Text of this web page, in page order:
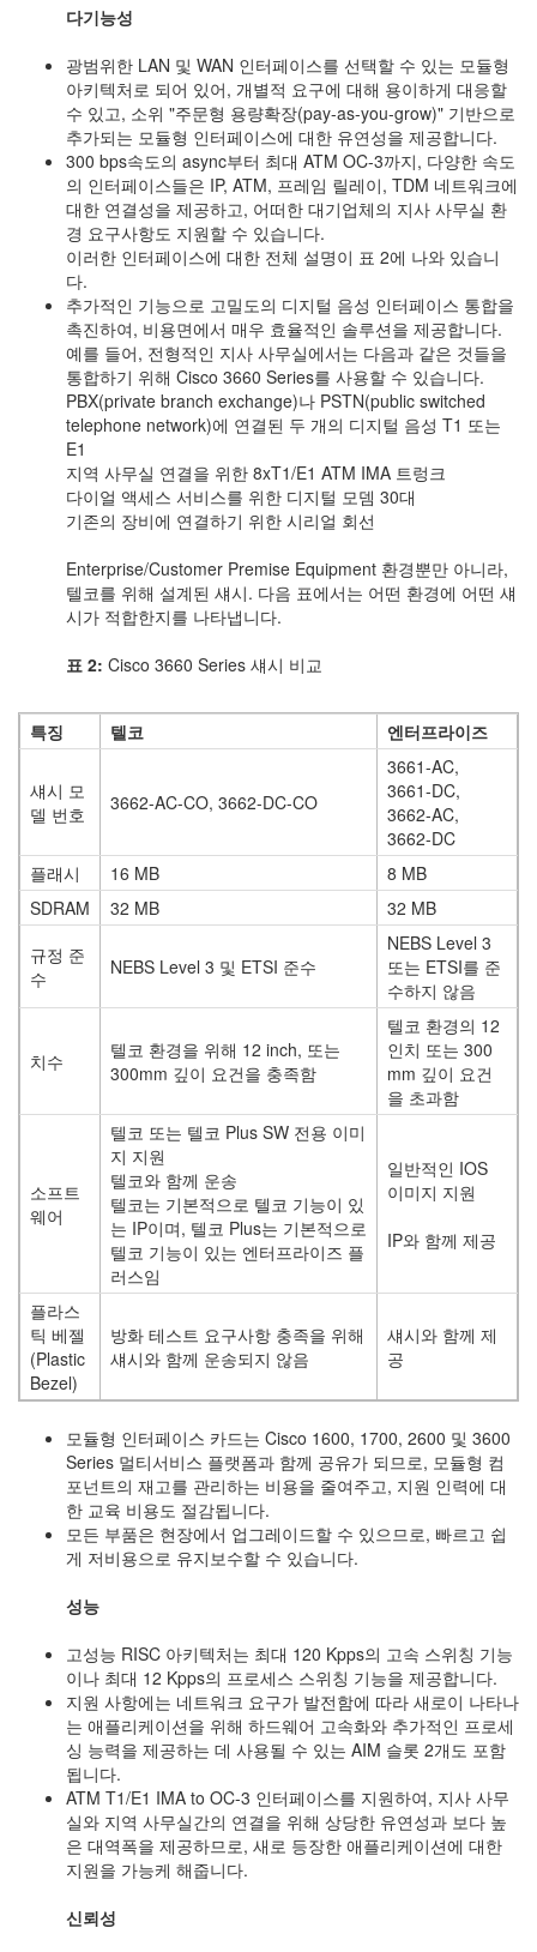
다기능성
광범위한 LAN 및 WAN 인터페이스를 선택할 수 있는 모듈형
아키텍처로 되어 있어, 개별적 요구에 대해 용이하게 대응할
수 있고, 소위 "주문형 용량확장(pay-as-you-grow)" 기반으로
추가되는 모듈형 인터페이스에 대한 유연성을 제공합니다.
300 bps속도의 async부터 최대 ATM OC-3까지, 다양한 속도
의 인터페이스들은 IP, ATM, 프레임 릴레이, TDM 네트워크에
대한 연결성을 제공하고, 어떠한 대기업체의 지사 사무실 환
경 요구사항도 지원할 수 있습니다.
이러한 인터페이스에 대한 전체 설명이 표 2에 나와 있습니
다.
추가적인 기능으로 고밀도의 디지털 음성 인터페이스 통합을
촉진하여, 비용면에서 매우 효율적인 솔루션을 제공합니다.
예를 들어, 전형적인 지사 사무실에서는 다음과 같은 것들을
통합하기 위해 Cisco 3660 Series를 사용할 수 있습니다.
PBX(private branch exchange)나 PSTN(public switched
telephone network)에 연결된 두 개의 디지털 음성 T1 또는
E1
지역 사무실 연결을 위한 8xT1/E1 ATM IMA 트렁크
다이얼 액세스 서비스를 위한 디지털 모뎀 30대
기존의 장비에 연결하기 위한 시리얼 회선
Enterprise/Customer Premise Equipment 환경뿐만 아니라,
텔코를 위해 설계된 섀시. 다음 표에서는 어떤 환경에 어떤 섀
시가 적합한지를 나타냅니다.
표 2: Cisco 3660 Series 섀시 비교
특징 텔코 엔터프라이즈
섀시 모
델 번호
3662-AC-CO, 3662-DC-CO
3661-AC,
3661-DC,
3662-AC,
3662-DC
플래시
16 MB
8 MB
SDRAM
32 MB
32 MB
규정 준
수
NEBS Level 3 및 ETSI 준수
NEBS Level 3
또는 ETSI를 준
수하지 않음
치수
텔코 환경을 위해 12 inch, 또는
300mm 깊이 요건을 충족함
텔코 환경의 12
인치 또는 300
mm 깊이 요건
을 초과함
소프트
웨어
텔코 또는 텔코 Plus SW 전용 이미
지 지원
텔코와 함께 운송
텔코는 기본적으로 텔코 기능이 있
는 IP이며, 텔코 Plus는 기본적으로
텔코 기능이 있는 엔터프라이즈 플
러스임
일반적인 IOS
이미지 지원
IP와 함께 제공
플라스
틱 베젤
(Plastic
Bezel)
방화 테스트 요구사항 충족을 위해
섀시와 함께 운송되지 않음
섀시와 함께 제
공
모듈형 인터페이스 카드는 Cisco 1600, 1700, 2600 및 3600
Series 멀티서비스 플랫폼과 함께 공유가 되므로, 모듈형 컴
포넌트의 재고를 관리하는 비용을 줄여주고, 지원 인력에 대
한 교육 비용도 절감됩니다.
모든 부품은 현장에서 업그레이드할 수 있으므로, 빠르고 쉽
게 저비용으로 유지보수할 수 있습니다.
성능
고성능 RISC 아키텍처는 최대 120 Kpps의 고속 스위칭 기능
이나 최대 12 Kpps의 프로세스 스위칭 기능을 제공합니다.
지원 사항에는 네트워크 요구가 발전함에 따라 새로이 나타나
는 애플리케이션을 위해 하드웨어 고속화와 추가적인 프로세
싱 능력을 제공하는 데 사용될 수 있는 AIM 슬롯 2개도 포함
됩니다.
ATM T1/E1 IMA to OC-3 인터페이스를 지원하여, 지사 사무
실와 지역 사무실간의 연결을 위해 상당한 유연성과 보다 높
은 대역폭을 제공하므로, 새로 등장한 애플리케이션에 대한
지원을 가능케 해줍니다.
신뢰성